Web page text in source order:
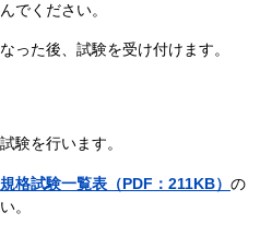
でください。
った後、試験を受け付けます。
験を行います。
規格試験一覧表（PDF：211KB） の
。